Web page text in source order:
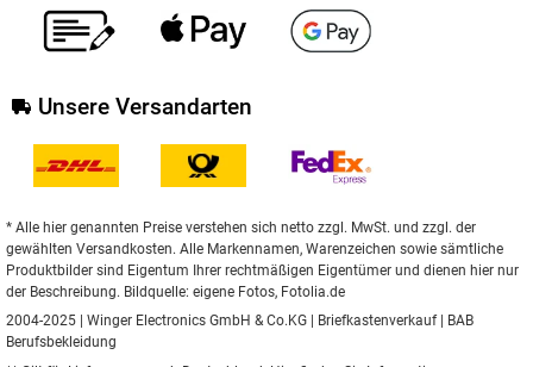
Unsere Versandarten
* Alle hier genannten Preise verstehen sich netto zzgl. MwSt. und zzgl. der
gewählten Versandkosten. Alle Markennamen, Warenzeichen sowie sämtliche
Produktbilder sind Eigentum Ihrer rechtmäßigen Eigentümer und dienen hier nur
der Beschreibung. Bildquelle: eigene Fotos, Fotolia.de
2004-2025 | Winger Electronics GmbH & Co.KG |
Briefkastenverkauf|
BAB
Berufsbekleidung